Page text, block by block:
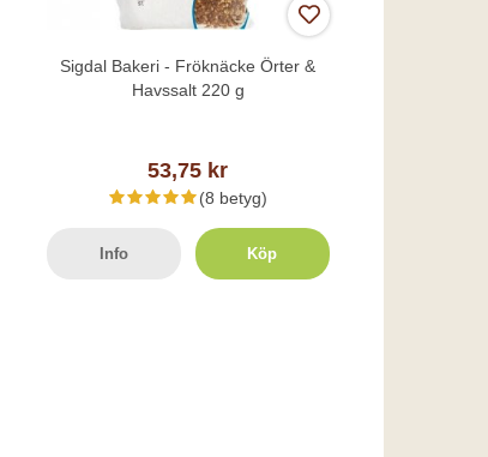
Sigdal Bakeri - Fröknäcke Örter &
Havssalt 220 g
53,75 kr
(8 betyg)
Info Köp